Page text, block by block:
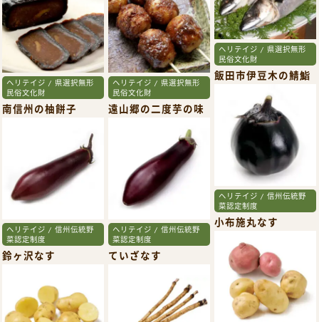
ヘリテイジ / 県選択無形
民俗文化財
飯田市伊豆木の鯖鮨
ヘリテイジ / 県選択無形
民俗文化財
南信州の柚餅子
ヘリテイジ / 県選択無形
民俗文化財
遠山郷の二度芋の味
ヘリテイジ / 信州伝統野
菜認定制度
小布施丸なす
ヘリテイジ / 信州伝統野
菜認定制度
鈴ヶ沢なす
ヘリテイジ / 信州伝統野
菜認定制度
ていざなす